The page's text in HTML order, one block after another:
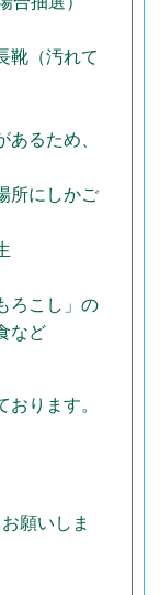
靴（汚れて
るため、
所にしかご
ろこし」の
など
おります。
願いしま